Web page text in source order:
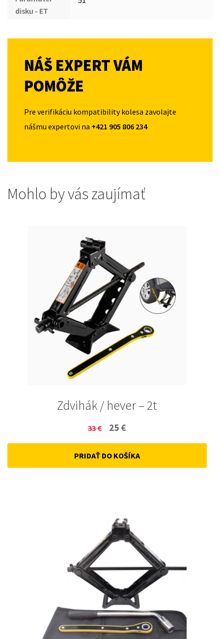
disku - ET
NÁŠ EXPERT VÁM
POMÔŽE
Pre verifikáciu kompatibility kolesa zavolajte
nášmu expertovi na +421 905 806 234
Mohlo by vás zaujímať
Zdvihák / hever – 2t
33€
Original
price
was:
25 €
price
is:
PRIDAŤ DO KOŠÍKA